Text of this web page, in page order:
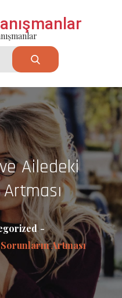
Ailedeki
Artması